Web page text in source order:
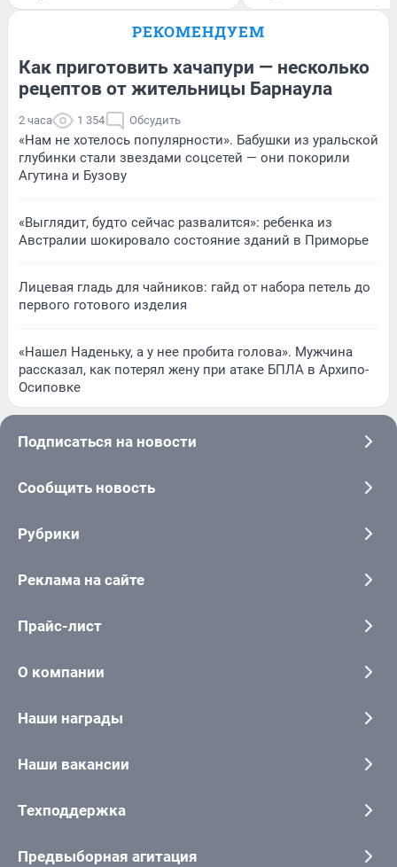
РЕКОМЕНДУЕМ
Как приготовить хачапури — несколько
рецептов от жительницы Барнаула
2 часа 1 354 Обсудить
«Нам не хотелось популярности». Бабушки из уральской
глубинки стали звездами соцсетей — они покорили
Агутина и Бузову
«Выглядит, будто сейчас развалится»: ребенка из
Австралии шокировало состояние зданий в Приморье
Лицевая гладь для чайников: гайд от набора петель до
первого готового изделия
«Нашел Наденьку, а у нее пробита голова». Мужчина
рассказал, как потерял жену при атаке БПЛА в Архипо-
Осиповке
Подписаться на новости
Сообщить новость
Рубрики
Реклама на сайте
Прайс-лист
О компании
Наши награды
Наши вакансии
Техподдержка
Предвыборная агитация